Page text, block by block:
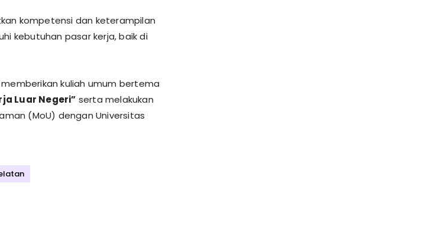
kompetensi dan keterampilan
kebutuhan pasar kerja, baik di
kuliah umum bertema
Luar Negeri” serta melakukan
(MoU) dengan Universitas